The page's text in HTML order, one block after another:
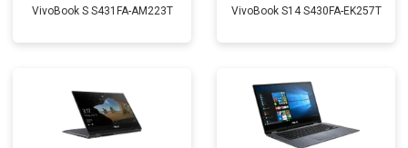
VivoBook S S431FA-AM223T VivoBook S14 S430FA-EK257T